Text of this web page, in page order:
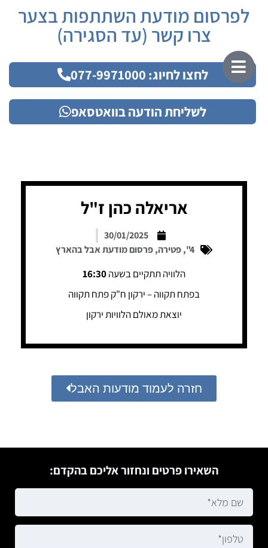
לפרסום מודעת השתתפות בצער
צרו קשר (עד הסגירה)
לחצו לחיוג: 077-9971000
לשליחת הודעה בוואטסאפ
אריאלה כהן ז"ל
30/01/2025
4"
,פטירה,פרסום מודעת אבל בהארץ
הלוויה תתקיים בשעה16:30
בפתח תקווה – ירקון ח"ק פתח תקווה
יוצאת מאולם הלוויות ירקון
חזרה לעמוד מודעות האבל
השאירו פרטים ונחזור אליכם בהקדם: